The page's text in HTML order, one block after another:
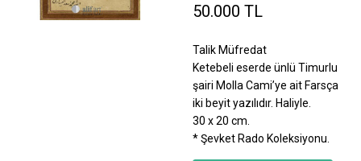
50.000 TL
Talik Müfredat
Ketebeli eserde ünlü Timurlu
şairi Molla Cami’ye ait Farsça
iki beyit yazılıdır. Haliyle.
30 x 20 cm.
* Şevket Rado Koleksiyonu.